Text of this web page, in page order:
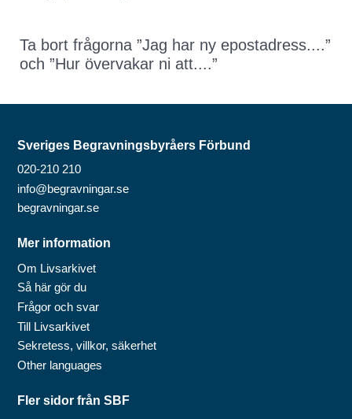
Ta bort frågorna ”Jag har ny epostadress....”
och ”Hur övervakar ni att....”
Sveriges Begravningsbyråers Förbund
020-210 210
info@begravningar.se
begravningar.se
Mer information
Om Livsarkivet
Så här gör du
Frågor och svar
Till Livsarkivet
Sekretess, villkor, säkerhet
Other languages
Fler sidor från SBF